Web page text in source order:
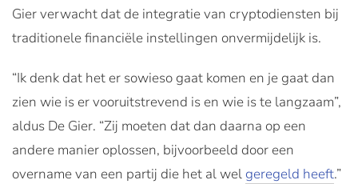
Gier verwacht dat de integratie van cryptodiensten bij
traditionele financiële instellingen onvermijdelijk is.
“Ik denk dat het er sowieso gaat komen en je gaat dan
zien wie is er vooruitstrevend is en wie is te langzaam”,
aldus De Gier. “Zij moeten dat dan daarna op een
andere manier oplossen, bijvoorbeeld door een
overname van een partij die het al welgeregeld heeft.”